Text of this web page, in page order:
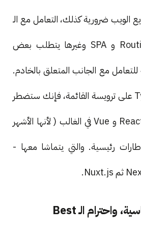
الويب ضرورية كذلك، التعامل مع الـ
SSR و SSG والـ Routing و SPA وغيرها يتطلب بعض
للتعامل مع الجانب المتعلق بالخادم.
وبما أن الـ Typescript على ترويسة القائمة، فإنك ستضطر
لاختيار إطارات مثل React و Vue في الغالب ( لأنها الأشهر
رئيسية. والتي يتماشا معها -
اتباع التعاليم الأساسية، واحترام الـ Best